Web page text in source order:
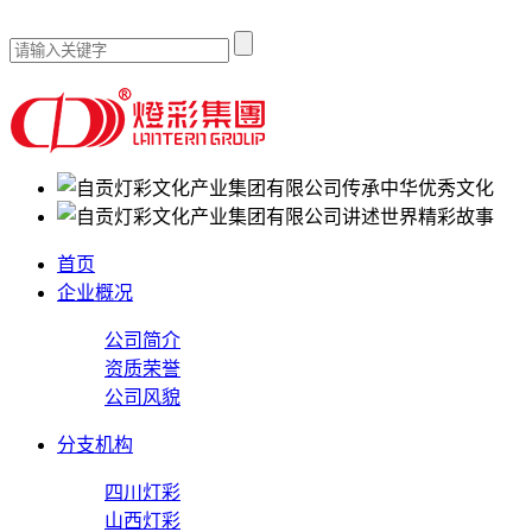
传承中华优秀文化
讲述世界精彩故事
首页
企业概况
公司简介
资质荣誉
公司风貌
分支机构
四川灯彩
山西灯彩